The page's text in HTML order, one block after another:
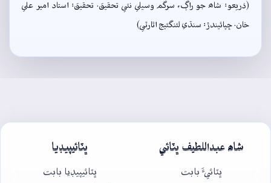
(ذريعو: شاھ جو راڳ، سرگم وسيلي نئي تحقيق. تحقيق: استاد امير علي
خان. ڇپائيندڙ: سنڌي لئنگئيج اٿارٽي)
شاھ عبداللطيف ڀٽائي
ڀٽائيءَ بابت
ڀٽائيپيڊيا
ڀٽائيپيڊيا بابت